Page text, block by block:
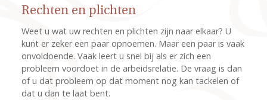
Rechten en plichten
Weet u wat uw rechten en plichten zijn naar elkaar? U
kunt er zeker een paar opnoemen. Maar een paar is vaak
onvoldoende. Vaak leert u snel bij als er zich een
probleem voordoet in de arbeidsrelatie. De vraag is dan
of u dat probleem op dat moment nog kan tackelen of
dat u dan te laat bent.